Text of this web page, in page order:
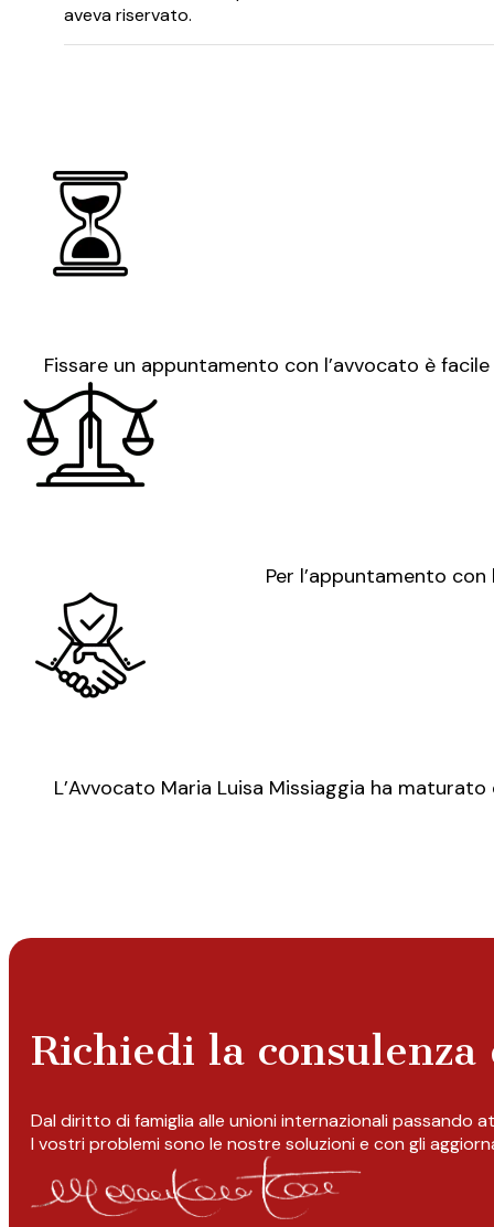
aveva riservato.
Fissare un appuntamento con l’avvocato è
Per l’appuntamento
L’Avvocato Maria Luisa Missiaggia ha
Richiedi la
Dal diritto di famiglia alle unioni internazionali passando
I vostri problemi sono le nostre soluzioni e con gli